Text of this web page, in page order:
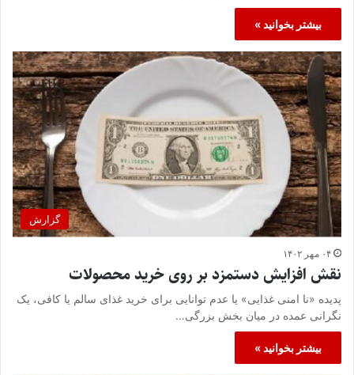
بیشتر بخوانید »
گزارش
۰۴ مهر ۱۴۰۲
نقش افزایش دستمزد بر روی خرید محصولات
پدیده «نا امنی غذایی» یا عدم توانایی برای خرید غذای سالم یا کافی، یک
نگرانی عمده در میان بخش بزرگی…
بیشتر بخوانید »